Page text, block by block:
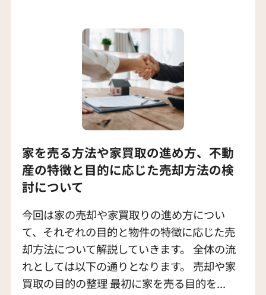
家を売る方法や家買取の進め方、不動
産の特徴と目的に応じた売却方法の検
討について
今回は家の売却や家買取りの進め方につい
て、それぞれの目的と物件の特徴に応じた売
却方法について解説していきます。 全体の流
れとしては以下の通りとなります。 売却や家
買取の目的の整理 最初に家を売る目的を...